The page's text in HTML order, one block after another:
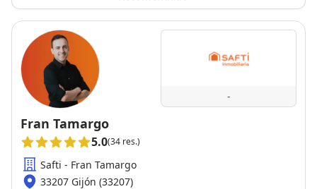
-
Fran Tamargo
5.0(34 res.)
Safti - Fran Tamargo
33207 Gijón (33207)